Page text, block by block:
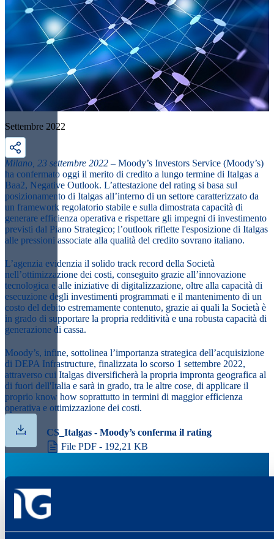
Settembre 2022
Milano, 23 settembre 2022 – Moody’s Investors Service (Moody’s)
ha confermato oggi il merito di credito a lungo termine di Italgas a
Baa2, Negative Outlook. L’attestazione del rating si basa sul
posizionamento di Italgas all’interno di un settore caratterizzato da
un framework regolatorio stabile e sulla dimostrata capacità di
generare efficienza operativa e rispettare gli impegni di investimento
previsti dal Piano Strategico; l’outlook riflette l'esposizione di Italgas
alle pressioni associate alla qualità del credito sovrano italiano.
L’agenzia evidenzia il solido track record della Società
nell’ottimizzazione dei costi, conseguito grazie all’innovazione
tecnologica e alle iniziative di digitalizzazione, oltre alla capacità di
esecuzione degli investimenti programmati e il mantenimento di un
costo del debito estremamente contenuto, grazie ai quali la Società è
in grado di supportare la propria redditività e una robusta capacità di
generazione di cassa.
Moody’s, infine, sottolinea l’importanza strategica dell’acquisizione
di DEPA Infrastructure, finalizzata lo scorso 1 settembre 2022,
attraverso cui Italgas diversificherà la propria impronta geografica al
di fuori dell'Italia e sarà in grado, tra le altre cose, di applicare il
proprio know how soprattutto in termini di maggior efficienza
operativa e ottimizzazione dei costi.
CS_Italgas - Moody’s conferma il rating
File PDF - 192,21 KB